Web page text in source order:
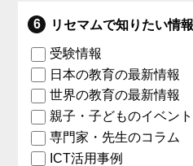
リセマムで知りたい情
受験情報
日本の教育の最新情報
世界の教育の最新情報
親子・子どものイベン
専門家・先生のコラム
ICT活用事例